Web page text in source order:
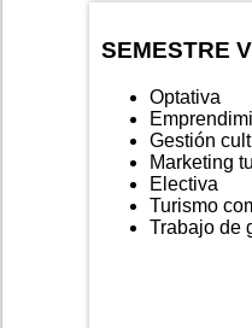
SEMESTRE V
Optativa
Gestión
Marketing
Electiva
Turismo
Trabajo de